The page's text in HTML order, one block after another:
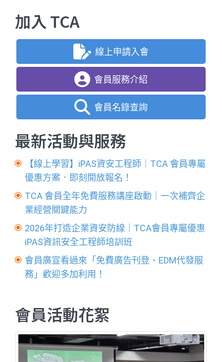
加入 TCA
線上申請入會
會員服務介紹
會員名錄查詢
最新活動與服務
【線上學習】iPAS資安工程師｜TCA 會員專屬
優惠方案．即刻開放報名！
TCA 會員全年免費服務講座啟動｜一次補齊企
業經營關鍵能力
2026年打造企業資安防線｜TCA會員專屬優惠
iPAS資訊安全工程師培訓班
會員廣宣看過來「免費廣告刊登、EDM代發服
務」歡迎多加利用！
會員活動花絮